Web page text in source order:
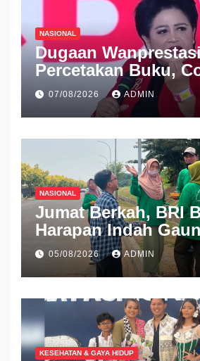
NASIONAL
Dugaan
Percetakan Buku,
Rahakundini Bakrie
ke PN Cibinong
07/08/2026 ADMIN
NASIONAL
Jumat Berkah, BRI
Harapan Indah
Semangat Berbagi
05/08/2026 ADMIN
KESEHATAN & GAYA HIDUP